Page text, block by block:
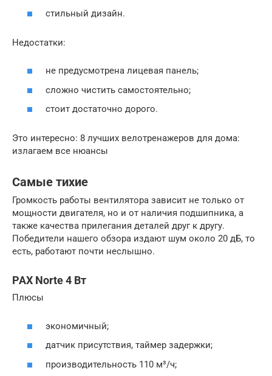
стильный дизайн.
Недостатки:
не предусмотрена лицевая панель;
сложно чистить самостоятельно;
стоит достаточно дорого.
Это интересно: 8 лучших велотренажеров для дома:
излагаем все нюансы
Самые тихие
Громкость работы вентилятора зависит не только от
мощности двигателя, но и от наличия подшипника, а
также качества прилегания деталей друг к другу.
Победители нашего обзора издают шум около 20 дБ, то
есть, работают почти неслышно.
PAX Norte 4 Вт
Плюсы
экономичный;
датчик присутствия, таймер задержки;
производительность 110 м³/ч;